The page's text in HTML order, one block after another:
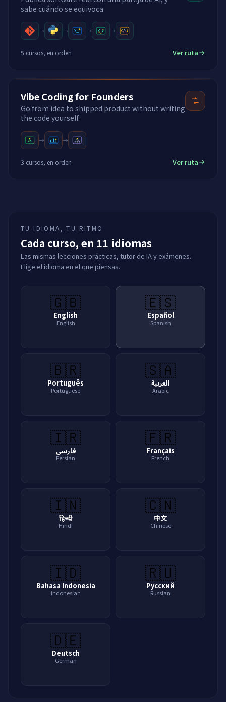
sabe cuándo se equivoca.
→ → → →
5 cursos, en orden Ver ruta
Vibe Coding for Founders
Go from idea to shipped product without writing
the code yourself.
→ →
3 cursos, en orden Ver ruta
TU IDIOMA, TU RITMO
Cada curso, en 11 idiomas
Las mismas lecciones prácticas, tutor de IA y exámenes.
Elige el idioma en el que piensas.
🇬🇧
English
English
🇪🇸
Español
Spanish
🇧🇷
Português
Portuguese
🇸🇦
العربية
Arabic
🇮🇷
فارسی
Persian
🇫🇷
Français
French
🇮🇳
हिन्दी
Hindi
🇨🇳
中文
Chinese
🇮🇩
Bahasa Indonesia
Indonesian
🇷🇺
Русский
Russian
🇩🇪
Deutsch
German